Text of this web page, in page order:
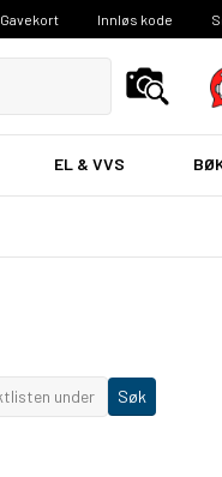
Gavekort Innløs kode
EL & VVS
Søk